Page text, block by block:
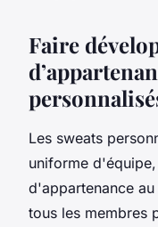
Faire
Les sweats
uniforme
d'appartenance
tous les membres